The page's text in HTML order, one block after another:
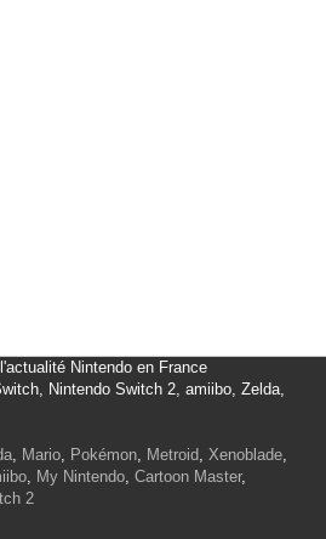
Nintendo en France
Nintendo Switch 2, amiibo, Zelda,
, Mario, Pokémon, Metroid, Xenoblade,
, My Nintendo, Cartoon Master,
2